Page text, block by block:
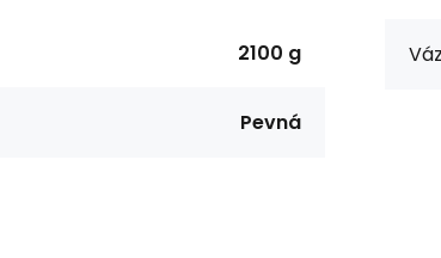
2100 g
Pevná